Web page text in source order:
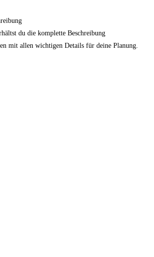
du die komplette Beschreibung
mit allen wichtigen Details für deine Planung.